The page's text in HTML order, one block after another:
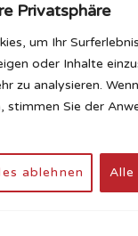
Privatsphäre
um Ihr
oder Inhalte
zu analysieren.
stimmen Sie der
ablehnen Alle
the latest posts